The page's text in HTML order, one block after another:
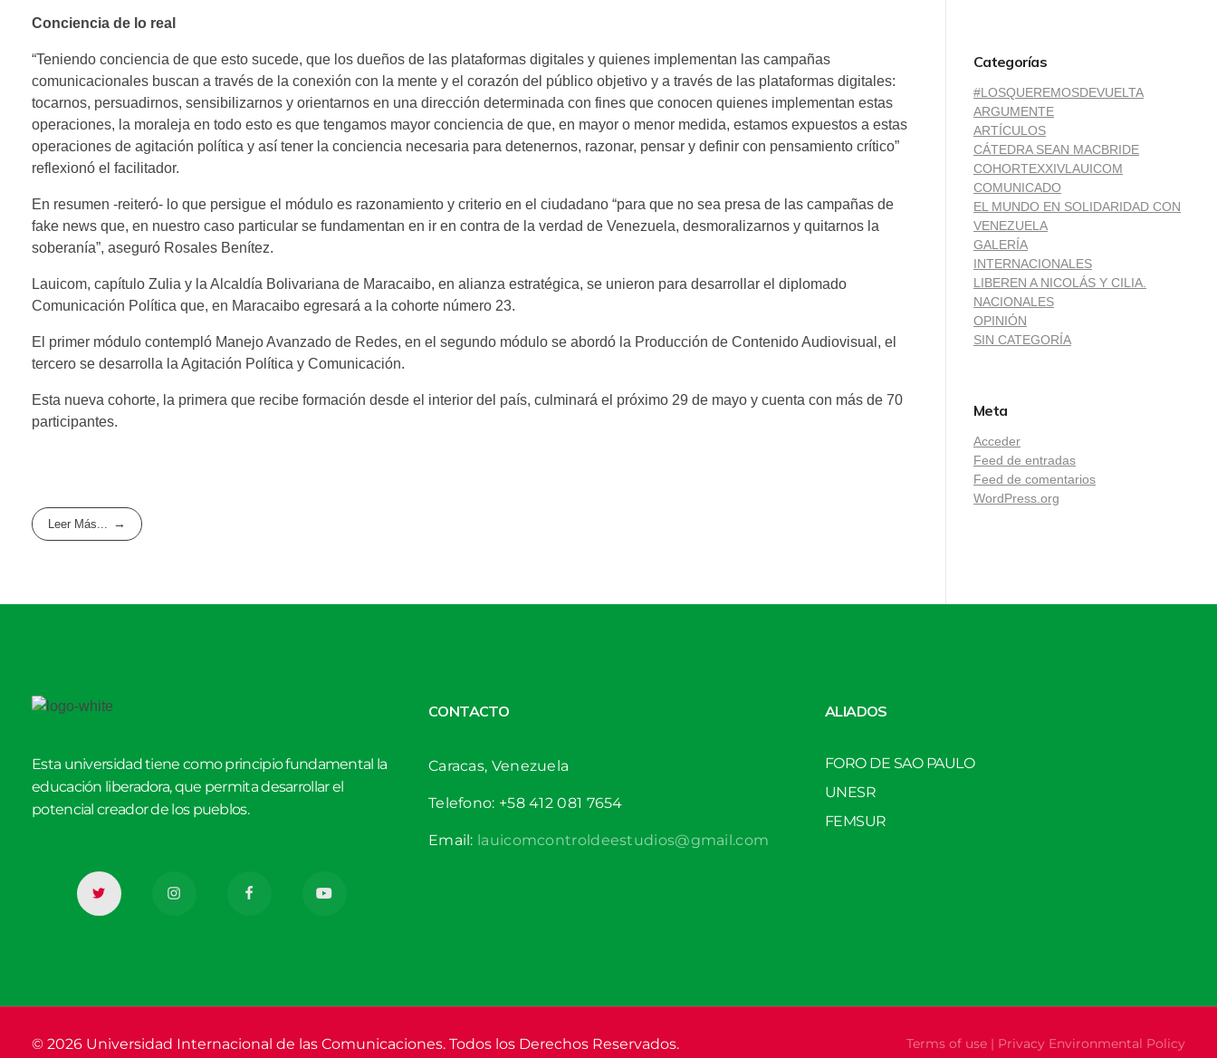
Conciencia de lo real
“Teniendo conciencia de que esto sucede, que los dueños de las plataformas digitales y quienes implementan las campañas
comunicacionales buscan a través de la conexión con la mente y el corazón del público objetivo y a través de las plataformas digitales:
tocarnos, persuadirnos, sensibilizarnos y orientarnos en una dirección determinada con fines que conocen quienes implementan estas
operaciones, la moraleja en todo esto es que tengamos mayor conciencia de que, en mayor o menor medida, estamos expuestos a estas
operaciones de agitación política y así tener la conciencia necesaria para detenernos, razonar, pensar y definir con pensamiento crítico”
reflexionó el facilitador.
En resumen -reiteró- lo que persigue el módulo es razonamiento y criterio en el ciudadano “para que no sea presa de las campañas de
fake news que, en nuestro caso particular se fundamentan en ir en contra de la verdad de Venezuela, desmoralizarnos y quitarnos la
soberanía”, aseguró Rosales Benítez.
Lauicom, capítulo Zulia y la Alcaldía Bolivariana de Maracaibo, en alianza estratégica, se unieron para desarrollar el diplomado
Comunicación Política que, en Maracaibo egresará a la cohorte número 23.
El primer módulo contempló Manejo Avanzado de Redes, en el segundo módulo se abordó la Producción de Contenido Audiovisual, el
tercero se desarrolla la Agitación Política y Comunicación.
Esta nueva cohorte, la primera que recibe formación desde el interior del país, culminará el próximo 29 de mayo y cuenta con más de 70
participantes.
Leer Más...
Categorías
#LOSQUEREMOSDEVUELTA
ARGUMENTE
ARTÍCULOS
CÁTEDRA SEAN MACBRIDE
COHORTEXXIVLAUICOM
COMUNICADO
EL MUNDO EN SOLIDARIDAD CON
VENEZUELA
GALERÍA
INTERNACIONALES
LIBEREN A NICOLÁS Y CILIA.
NACIONALES
OPINIÓN
SIN CATEGORÍA
Meta
Acceder
Feed de entradas
Feed de comentarios
WordPress.org
Esta universidad tiene como principio fundamental la
educación liberadora, que permita desarrollar el
potencial creador de los pueblos.
CONTACTO
Caracas, Venezuela
Telefono: +58 412 081 7654
Email: lauicomcontroldeestudios@gmail.com
ALIADOS
FORO DE SAO PAULO
UNESR
FEMSUR
© 2026 Universidad Internacional de las Comunicaciones. Todos los Derechos Reservados. Terms of use | Privacy Environmental Policy